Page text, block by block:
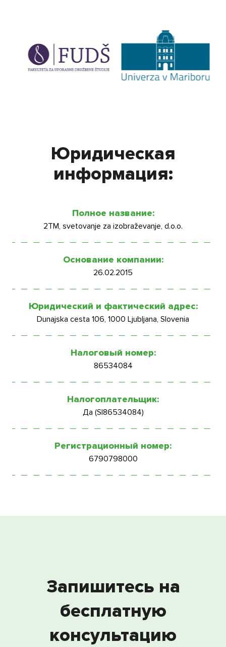
Юридическая
информация:
Полное название:
2TM, svetovanje za izobraževanje, d.o.o.
Основание компании:
26.02.2015
Юридический и фактический адрес:
Dunajska cesta 106, 1000 Ljubljana, Slovenia
Налоговый номер:
86534084
Налогоплательщик:
Да (SI86534084)
Регистрационный номер:
6790798000
Запишитесь на
бесплатную
консультацию
Я согласен(а) с условиями использования